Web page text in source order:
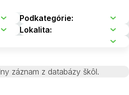
záznam z databázy škôl.